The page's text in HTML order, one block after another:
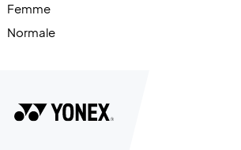
Femme
Normale